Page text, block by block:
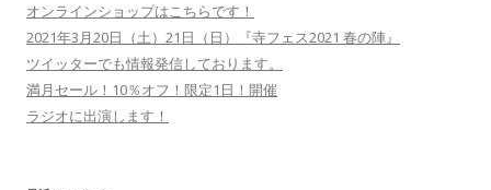
オンラインショップはこちらです！
2021年3月20日（土）21日（日）『寺フェス2021 春の陣』
ツイッターでも情報発信しております。
満月セール！10％オフ！限定1日！開催
ラジオに出演します！